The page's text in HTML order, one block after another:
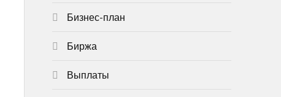
Бизнес-план
Биржа
Выплаты